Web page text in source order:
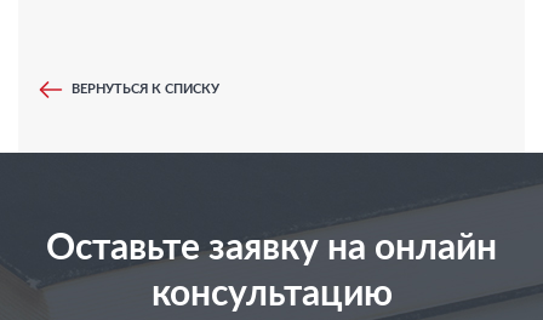
ВЕРНУТЬСЯ К СПИСКУ
Оставьте заявку на онлайн
консультацию